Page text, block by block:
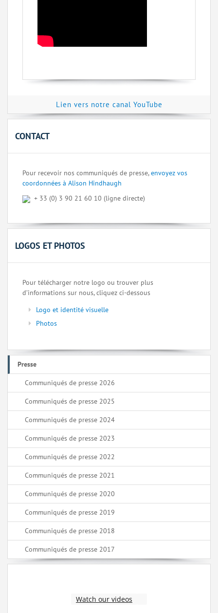
Lien vers notre canal YouTube
CONTACT
Pour recevoir nos communiqués de presse,envoyez vos
coordonnées à Alison Hindhaugh
+ 33 (0) 3 90 21 60 10 (ligne directe)
LOGOS ET PHOTOS
Pour télécharger notre logo ou trouver plus
d’informations sur nous, cliquez ci-dessous
Logo et identité visuelle
Photos
Presse
Communiqués de presse 2026
Communiqués de presse 2025
Communiqués de presse 2024
Communiqués de presse 2023
Communiqués de presse 2022
Communiqués de presse 2021
Communiqués de presse 2020
Communiqués de presse 2019
Communiqués de presse 2018
Communiqués de presse 2017
Watch our videos